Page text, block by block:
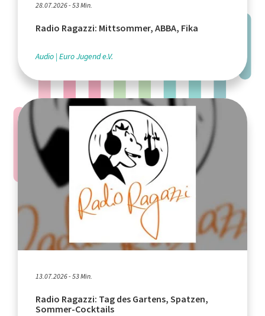
28.07.2026 - 53 Min.
Radio Ragazzi: Mittsommer, ABBA, Fika
Audio Euro Jugend e.V.
13.07.2026 - 53 Min.
Radio Ragazzi: Tag des Gartens, Spatzen,
Sommer-Cocktails